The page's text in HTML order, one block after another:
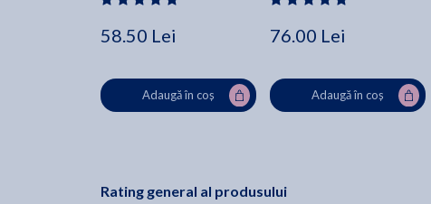
58.50 Lei
Adaugă în coș
76.00 Lei
Adaugă în coș
Rating general al produsului